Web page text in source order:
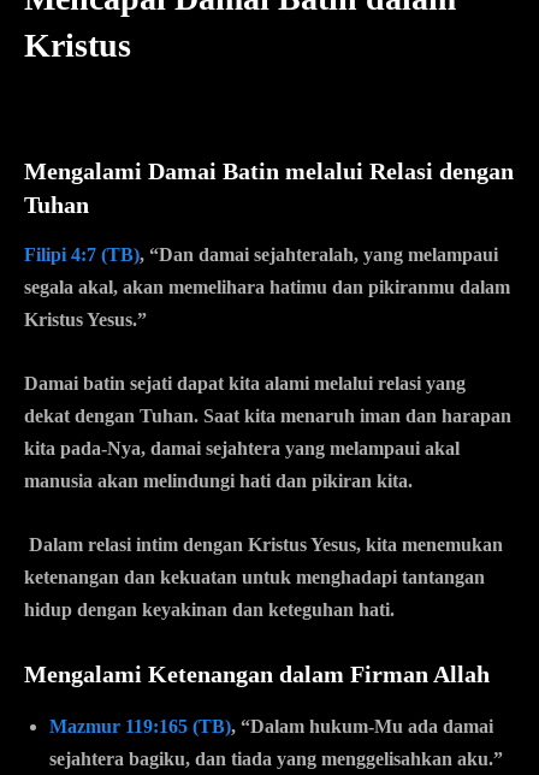
Kristus
Mengalami Damai Batin melalui Relasi dengan
Tuhan
Filipi 4:7 (TB), “Dan damai sejahteralah, yang melampaui
segala akal, akan memelihara hatimu dan pikiranmu dalam
Kristus Yesus.”
Damai batin sejati dapat kita alami melalui relasi yang
dekat dengan Tuhan. Saat kita menaruh iman dan harapan
kita pada-Nya, damai sejahtera yang melampaui akal
manusia akan melindungi hati dan pikiran kita.
Dalam relasi intim dengan Kristus Yesus, kita menemukan
ketenangan dan kekuatan untuk menghadapi tantangan
hidup dengan keyakinan dan keteguhan hati.
Mengalami Ketenangan dalam Firman Allah
Mazmur 119:165 (TB), “Dalam hukum-Mu ada damai
sejahtera bagiku, dan tiada yang menggelisahkan aku.”